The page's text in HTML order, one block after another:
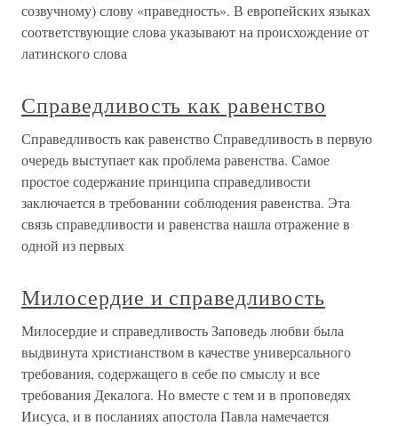
созвучному) слову «праведность». В европейских языках
соответствующие слова указывают на происхождение от
латинского слова
Справедливость как равенство
Справедливость как равенство Справедливость в первую
очередь выступает как проблема равенства. Самое
простое содержание принципа справедливости
заключается в требовании соблюдения равенства. Эта
связь справедливости и равенства нашла отражение в
одной из первых
Милосердие и справедливость
Милосердие и справедливость Заповедь любви была
выдвинута христианством в качестве универсального
требования, содержащего в себе по смыслу и все
требования Декалога. Но вместе с тем и в проповедях
Иисуса, и в посланиях апостола Павла намечается